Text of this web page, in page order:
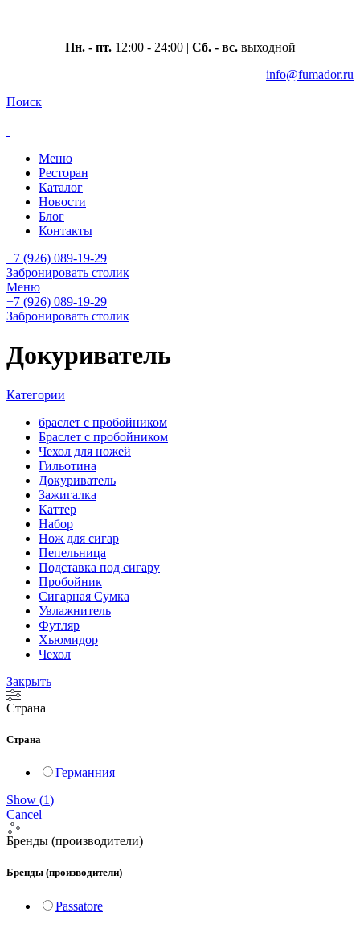
Пн. - пт.12:00 - 24:00 | Сб. - вс.выходной
info@fumador.ru
Поиск
Меню
Ресторан
Каталог
Новости
Блог
Контакты
+7 (926) 089-19-29
Забронировать столик
Меню
+7 (926) 089-19-29
Забронировать столик
Докуриватель
Категории
браслет с пробойником
Браслет с пробойником
Чехол для ножей
Гильотина
Докуриватель
Зажигалка
Каттер
Набор
Нож для сигар
Пепельница
Подставка под сигару
Пробойник
Сигарная Сумка
Увлажнитель
Футляр
Хьюмидор
Чехол
Закрыть
Страна
Страна
Германния
Show (1)
Cancel
Бренды (производители)
Бренды (производители)
Passatore